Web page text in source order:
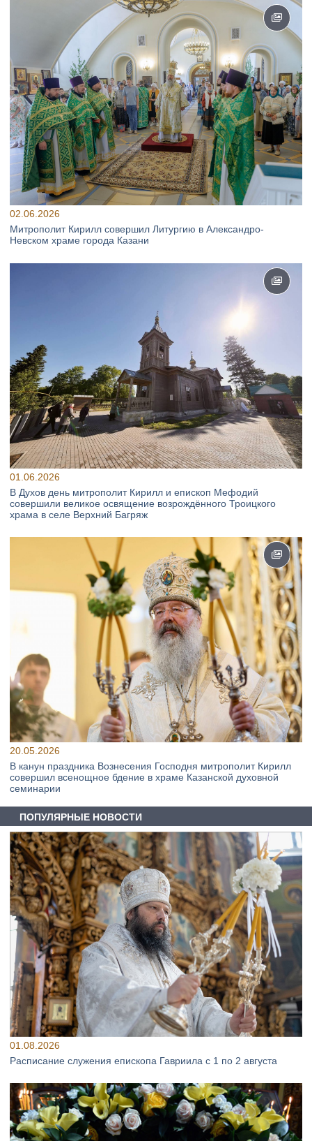
02.06.2026
Митрополит Кирилл совершил Литургию в Александро-
Невском храме города Казани
01.06.2026
В Духов день митрополит Кирилл и епископ Мефодий
совершили великое освящение возрождённого Троицкого
храма в селе Верхний Багряж
20.05.2026
В канун праздника Вознесения Господня митрополит Кирилл
совершил всенощное бдение в храме Казанской духовной
семинарии
ПОПУЛЯРНЫЕ НОВОСТИ
01.08.2026
Расписание служения епископа Гавриила с 1 по 2 августа